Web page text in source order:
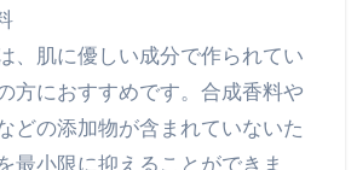
、肌に優しい成分で作られてい
方におすすめです。合成香料や
どの添加物が含まれていないた
最小限に抑えることができま